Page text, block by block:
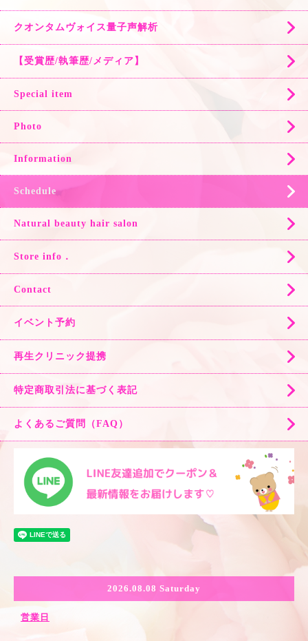
クオンタムヴォイス量子声解析
【受賞歴/執筆歴/メディア】
Special item
Photo
Information
Schedule
Natural beauty hair salon
Store info．
Contact
イベント予約
再生クリニック提携
特定商取引法に基づく表記
よくあるご質問（FAQ）
2026.08.08 Saturday
営業日